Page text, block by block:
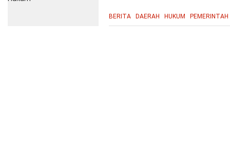
BERITA DAERAH HUKUM PEMERINTAH